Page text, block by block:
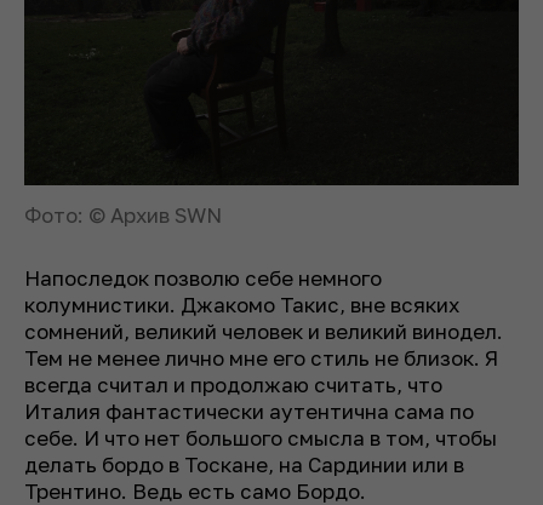
Фото: © Архив SWN
Напоследок позволю себе немного
колумнистики. Джакомо Такис, вне всяких
сомнений, великий человек и великий винодел.
Тем не менее лично мне его стиль не близок. Я
всегда считал и продолжаю считать, что
Италия фантастически аутентична сама по
себе. И что нет большого смысла в том, чтобы
делать бордо в Тоскане, на Сардинии или в
Трентино. Ведь есть само Бордо.